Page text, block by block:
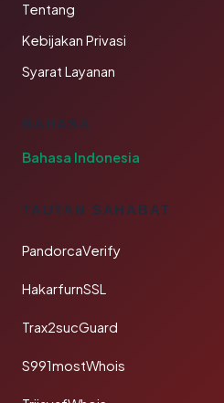
Tentang
Kebijakan Privasi
Syarat Layanan
BAHASA
Bahasa Indonesia
TAUTAN SAHABAT
PandorcaVerify
HakarfurnSSL
Trax2sucGuard
S991mostWhois